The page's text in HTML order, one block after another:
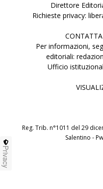
Direttore
Richieste privacy:
Per informazioni,
editoriali:
Ufficio
Reg. Trib. n°1011 del 29
Salentino -
Privacy